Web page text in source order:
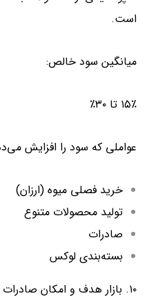
است.
میانگین سود خالص:
۱۵٪ تا ۳۰٪
عواملی که سود را افزایش
خرید فصلی میوه (ارزان)
تولید محصولات متنوع
صادرات
بسته‌بندی لوکس
۱۰. بازار هدف و امکان صادرات